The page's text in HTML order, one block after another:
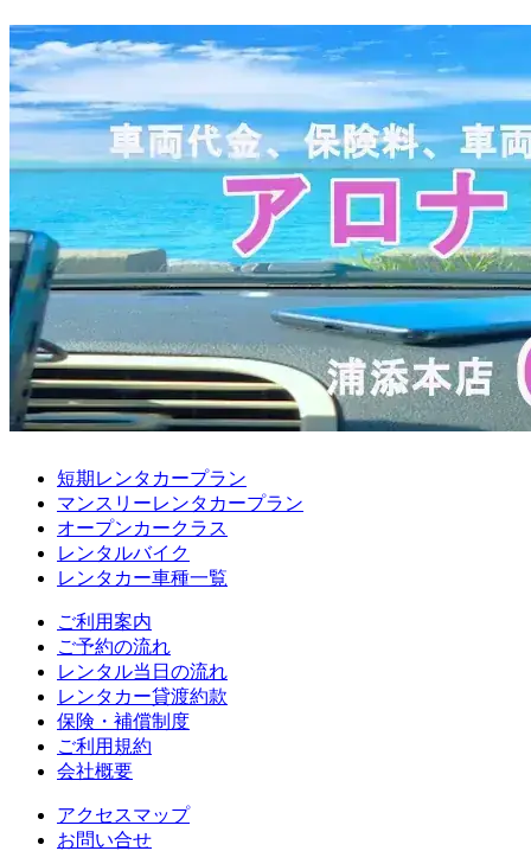
短期レンタカープラン
マンスリーレンタカープラン
オープンカークラス
レンタルバイク
レンタカー車種一覧
ご利用案内
ご予約の流れ
レンタル当日の流れ
レンタカー貸渡約款
保険・補償制度
ご利用規約
会社概要
アクセスマップ
お問い合せ